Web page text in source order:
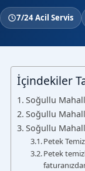
7/24 Acil Servis
İçindekiler
Soğullu
Soğullu
Soğullu
Petek
Petek